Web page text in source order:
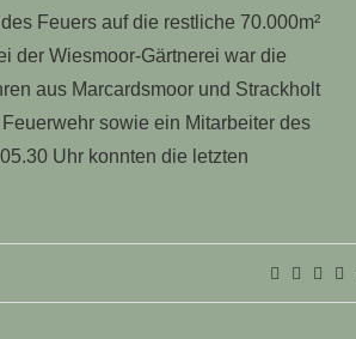
Feuers auf die restliche 70.000m²
der Wiesmoor-Gärtnerei war die
aus Marcardsmoor und Strackholt
sowie ein Mitarbeiter des
Uhr konnten die letzten